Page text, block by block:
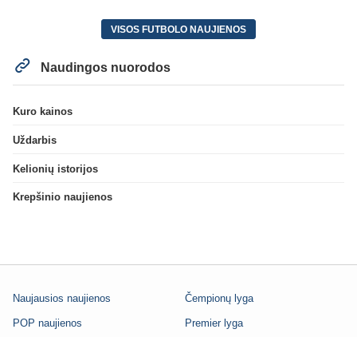
VISOS FUTBOLO NAUJIENOS
Naudingos nuorodos
Kuro kainos
Uždarbis
Kelionių istorijos
Krepšinio naujienos
Naujausios naujienos
POP naujienos
Čempionų lyga
Premier lyga